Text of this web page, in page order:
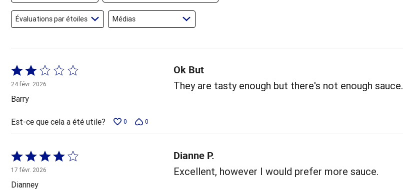
Évaluations par étoiles Médias
Coté
2 sur
5
24 févr. 2026
Barry
Ok But
They are tasty enough but there's not enough sauce.
Est-ce que cela a été utile? 0 0
Coté
4 sur
5
17 févr. 2026
Dianney
Dianne P.
Excellent, however I would prefer more sauce.